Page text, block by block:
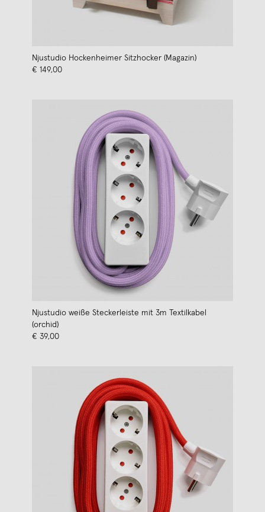
Njustudio Hockenheimer Sitzhocker (Magazin)
€ 149,00
Njustudio weiße Steckerleiste mit 3m Textilkabel
(orchid)
€ 39,00